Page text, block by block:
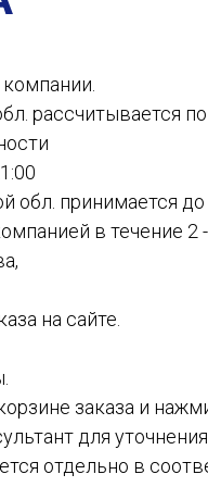
рассчитывается
обл. принимается до
в течение 2
на сайте.
заказа и
для
отдельно в